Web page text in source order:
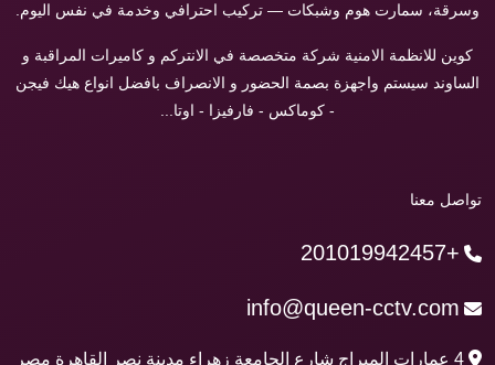
وسرقة، سمارت هوم وشبكات — تركيب احترافي وخدمة في نفس اليوم.
كوين للانظمة الامنية شركة متخصصة في الانتركم و كاميرات المراقبة و
الساوند سيستم واجهزة بصمة الحضور و الانصراف بافضل انواع هيك فيجن
- كوماكس - فارفيزا - اوتا...
تواصل معنا
+201019942457
info@queen-cctv.com
4 عمارات الميراج شارع الجامعة زهراء مدينة نصر القاهرة مصر